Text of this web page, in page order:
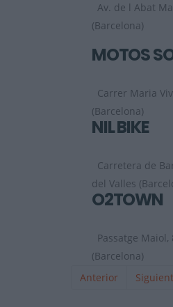
Av. de l Abat
(Barcelona)
MOTOS
Carrer Maria
(Barcelona)
NIL BIKE
Carretera de
del Valles
O2TOWN
Passatge Maiol,
(Barcelona)
Anterior